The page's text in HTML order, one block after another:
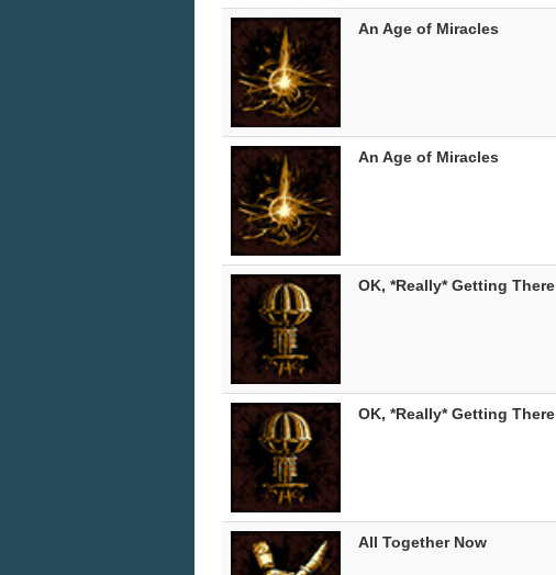
An Age of Miracles
An Age of Miracles
OK, *Really* Getting There
OK, *Really* Getting There
All Together Now